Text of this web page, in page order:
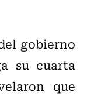
gobierno
su cuarta
que